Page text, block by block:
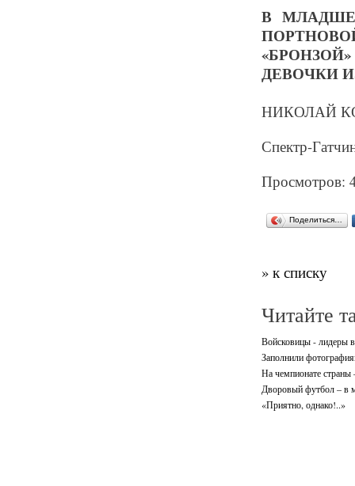
В
ДЕВОЧКИ
НИКОЛАЙ
Спектр-
Просмотров:
Поделиться…
» к списку
Читайте
Войсковицы - лидеры в
Заполнили
На чемпионате страны
Дворовый футбол – в
«Приятно, однако!..»